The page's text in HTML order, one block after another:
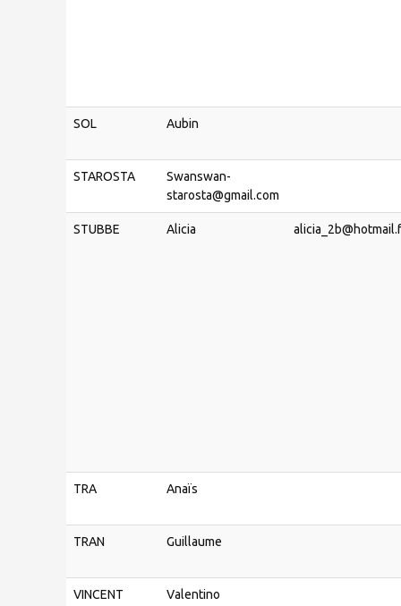
SOL Aubin
STAROSTA
Swanswan-
starosta@gmail.com
STUBBE Alicia
TRA Anaïs
TRAN Guillaume
VINCENT Valentino